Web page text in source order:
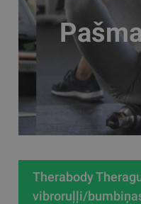
Therabody
vibroruļļi/